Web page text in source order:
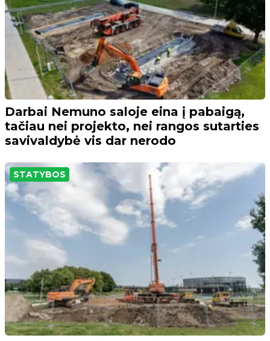
Darbai Nemuno saloje eina į pabaigą,
tačiau nei projekto, nei rangos sutarties
savivaldybė vis dar nerodo
STATYBOS